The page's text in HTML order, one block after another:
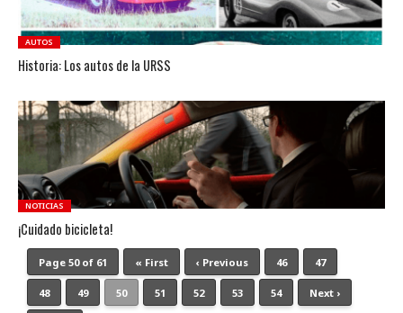
AUTOS
Historia: Los autos de la URSS
NOTICIAS
¡Cuidado bicicleta!
Page 50 of 61 « First ‹ Previous 46 47
48 49 50 51 52 53 54 Next ›